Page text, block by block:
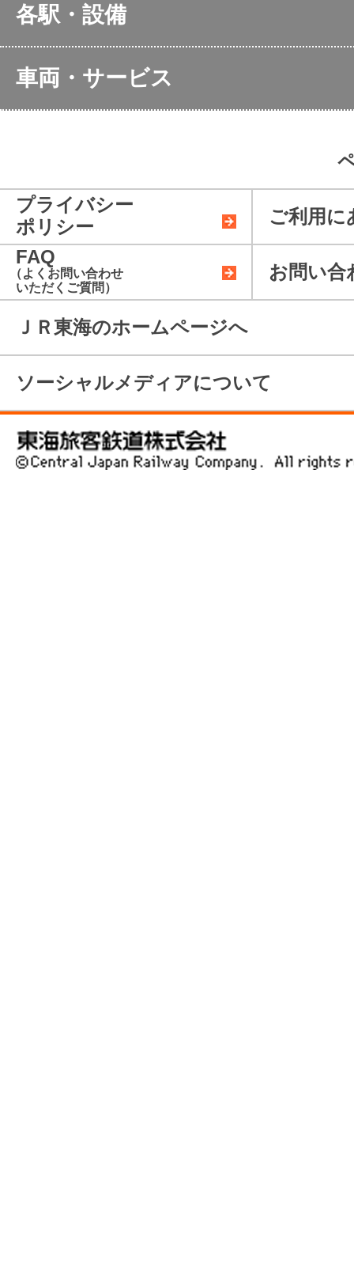
のぞみの全席指定席
在来線特
通勤・通学定期券のご購
入方法
在来線特
お得なきっぷ
きっぷの
各駅・設備
主な駅のご案内
お身体の不自由なお客
お忘れ物
行為につ
車両・サービス
無料Wi-
車内販売のご案内
荷物に関
ビジネス向けサービス一
覧
プライバシー
ポリシー
ご利用に
FAQ
（よくお問い合わせ
いただくご質問）
お問い合
ＪＲ東海のホームページへ
ソーシャルメディアについて